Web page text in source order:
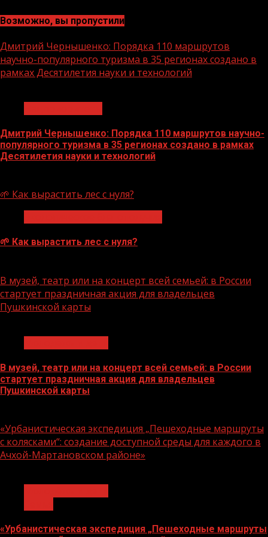
Возможно, вы пропустили
Дмитрий Чернышенко: Порядка 110 маршрутов
научно-популярного туризма в 35 регионах создано в
рамках Десятилетия науки и технологий
Дмитрий Чернышенко: Порядка 110 маршрутов научно-
популярного туризма в 35 регионах создано в рамках
Десятилетия науки и технологий
🌱 Как вырастить лес с нуля?
🌱 Как вырастить лес с нуля?
В музей, театр или на концерт всей семьей: в России
стартует праздничная акция для владельцев
Пушкинской карты
В музей, театр или на концерт всей семьей: в России
стартует праздничная акция для владельцев
Пушкинской карты
«Урбанистическая экспедиция „Пешеходные маршруты
с колясками“: создание доступной среды для каждого в
Ачхой-Мартановском районе»
«Урбанистическая экспедиция „Пешеходные маршруты